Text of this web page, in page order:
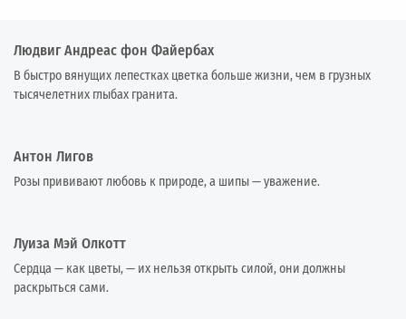
Людвиг Андреас фон Файербах
В быстро вянущих лепестках цветка больше жизни, чем в грузных
тысячелетних глыбах гранита.
Антон Лигов
Розы прививают любовь к природе, а шипы — уважение.
Луиза Мэй Олкотт
Сердца — как цветы, — их нельзя открыть силой, они должны
раскрыться сами.